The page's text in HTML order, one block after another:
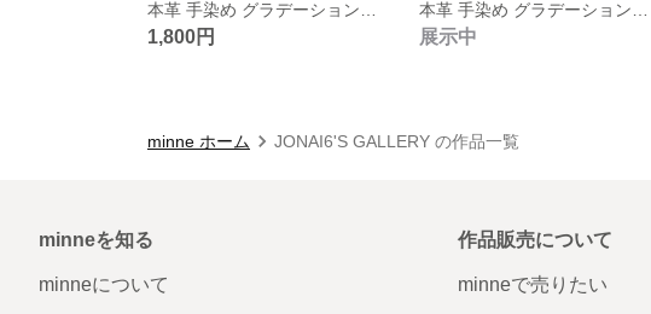
1,800円 展示中
minne ホーム JONAI6'S GALLERY の作品一覧
minneを知る
minneについて
作品販売について
minneで売りたい